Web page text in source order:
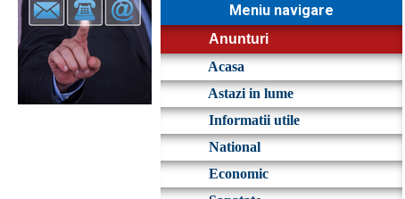
Meniu navigare
Anunturi
Acasa
Astazi in lume
Informatii utile
National
Economic